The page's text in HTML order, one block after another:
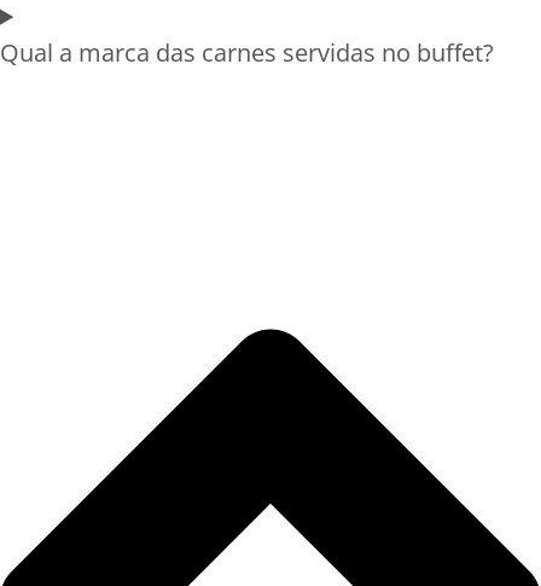
Qual a marca das carnes servidas no buffet?